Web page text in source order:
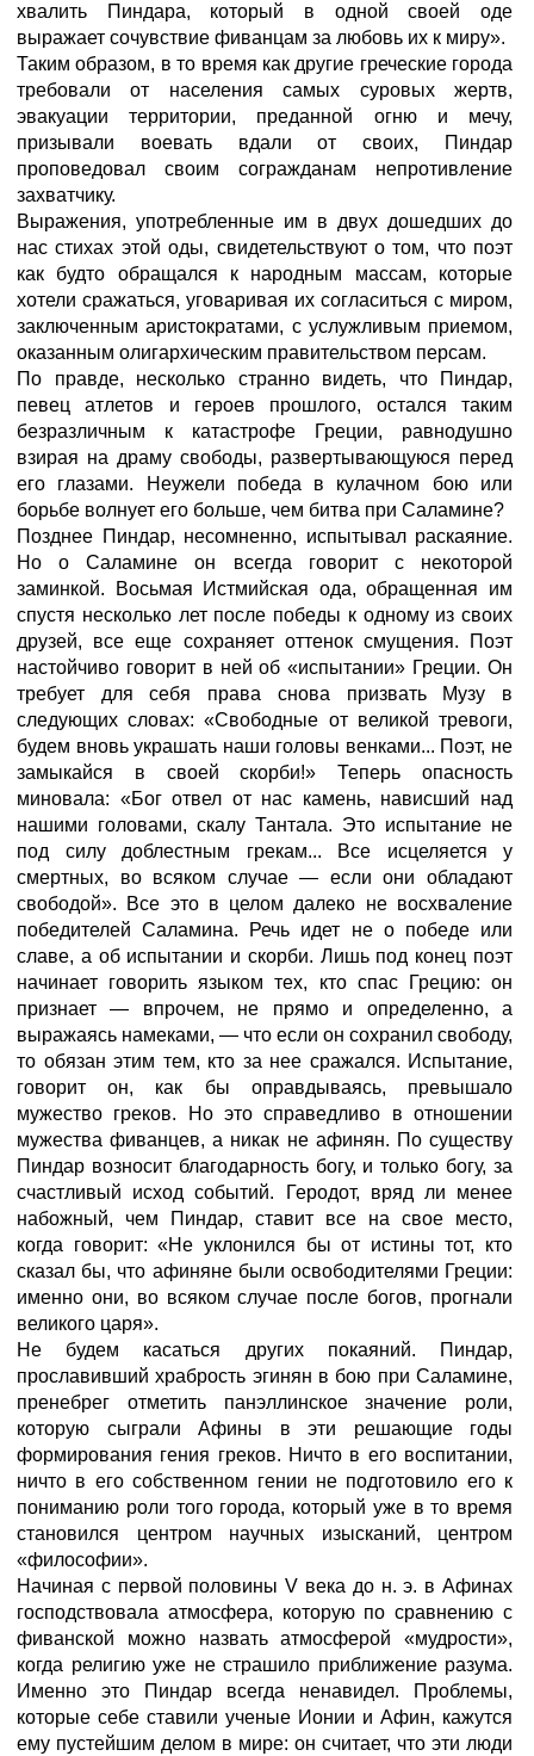
хвалить Пиндара, который в одной своей оде
выражает сочувствие фиванцам за любовь их к миру».
Таким образом, в то время как другие греческие города
требовали от населения самых суровых жертв,
эвакуации территории, преданной огню и мечу,
призывали воевать вдали от своих, Пиндар
проповедовал своим согражданам непротивление
захватчику.
Выражения, употребленные им в двух дошедших до
нас стихах этой оды, свидетельствуют о том, что поэт
как будто обращался к народным массам, которые
хотели сражаться, уговаривая их согласиться с миром,
заключенным аристократами, с услужливым приемом,
оказанным олигархическим правительством персам.
По правде, несколько странно видеть, что Пиндар,
певец атлетов и героев прошлого, остался таким
безразличным к катастрофе Греции, равнодушно
взирая на драму свободы, развертывающуюся перед
его глазами. Неужели победа в кулачном бою или
борьбе волнует его больше, чем битва при Саламине?
Позднее Пиндар, несомненно, испытывал раскаяние.
Но о Саламине он всегда говорит с некоторой
заминкой. Восьмая Истмийская ода, обращенная им
спустя несколько лет после победы к одному из своих
друзей, все еще сохраняет оттенок смущения. Поэт
настойчиво говорит в ней об «испытании» Греции. Он
требует для себя права снова призвать Музу в
следующих словах: «Свободные от великой тревоги,
будем вновь украшать наши головы венками... Поэт, не
замыкайся в своей скорби!» Теперь опасность
миновала: «Бог отвел от нас камень, нависший над
нашими головами, скалу Тантала. Это испытание не
под силу доблестным грекам... Все исцеляется у
смертных, во всяком случае — если они обладают
свободой». Все это в целом далеко не восхваление
победителей Саламина. Речь идет не о победе или
славе, а об испытании и скорби. Лишь под конец поэт
начинает говорить языком тех, кто спас Грецию: он
признает — впрочем, не прямо и определенно, а
выражаясь намеками, — что если он сохранил свободу,
то обязан этим тем, кто за нее сражался. Испытание,
говорит он, как бы оправдываясь, превышало
мужество греков. Но это справедливо в отношении
мужества фиванцев, а никак не афинян. По существу
Пиндар возносит благодарность богу, и только богу, за
счастливый исход событий. Геродот, вряд ли менее
набожный, чем Пиндар, ставит все на свое место,
когда говорит: «Не уклонился бы от истины тот, кто
сказал бы, что афиняне были освободителями Греции:
именно они, во всяком случае после богов, прогнали
великого царя».
Не будем касаться других покаяний. Пиндар,
прославивший храбрость эгинян в бою при Саламине,
пренебрег отметить панэллинское значение роли,
которую сыграли Афины в эти решающие годы
формирования гения греков. Ничто в его воспитании,
ничто в его собственном гении не подготовило его к
пониманию роли того города, который уже в то время
становился центром научных изысканий, центром
«философии».
Начиная с первой половины V века до н. э. в Афинах
господствовала атмосфера, которую по сравнению с
фиванской можно назвать атмосферой «мудрости»,
когда религию уже не страшило приближение разума.
Именно это Пиндар всегда ненавидел. Проблемы,
которые себе ставили ученые Ионии и Афин, кажутся
ему пустейшим делом в мире: он считает, что эти люди